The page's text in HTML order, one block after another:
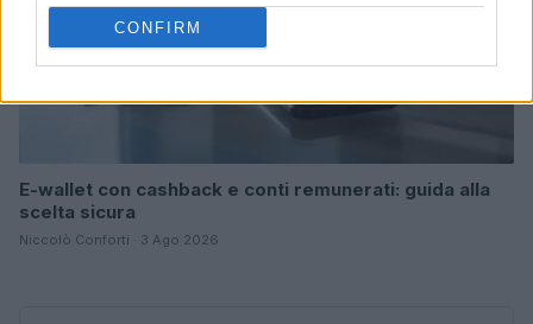
CONFIRM
E-wallet con cashback e conti remunerati: guida alla
scelta sicura
Niccolò Conforti · 3 Ago 2026